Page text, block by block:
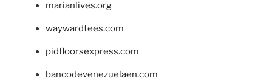
marianlives.org
waywardtees.com
pidfloorsexpress.com
bancodevenezuelaen.com